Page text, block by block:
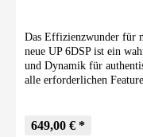
Das Effizienzwunder für
neue UP 6DSP ist ein
und Dynamik für
alle erforderlichen
649,00 € *